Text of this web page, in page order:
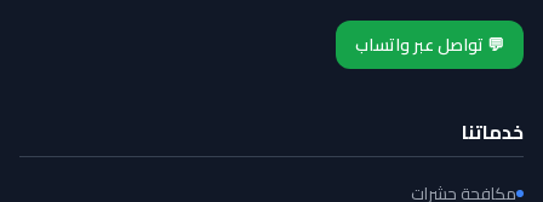
💬 تواصل عبر واتساب
خدماتنا
مكافحة حشرات